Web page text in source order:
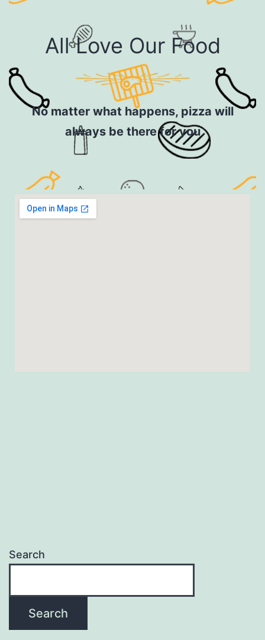
All Love Our Food
No matter what happens, pizza will
always be there for you
Search
Search